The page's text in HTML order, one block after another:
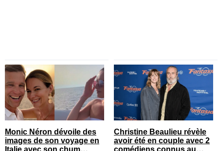
Monic Néron dévoile des
images de son voyage en
Italie avec son chum
Christine Beaulieu révèle
avoir été en couple avec 2
comédiens connus au